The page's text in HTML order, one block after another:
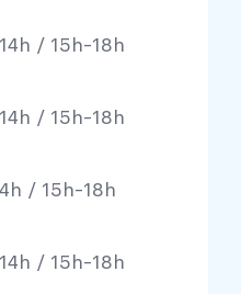
/ 15h-18h
/ 15h-18h
/ 15h-18h
/ 15h-18h